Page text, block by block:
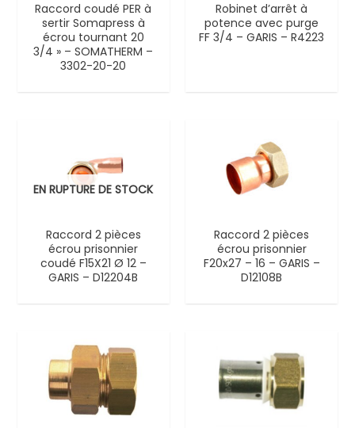
Raccord coudé PER à
sertir Somapress à
écrou tournant 20
3/4 » – SOMATHERM –
3302-20-20
Robinet d’arrêt à
potence avec purge
FF 3/4 – GARIS – R4223
EN RUPTURE DE STOCK
Raccord 2 pièces
écrou prisonnier
coudé F15X21 Ø 12 –
GARIS – D12204B
Raccord 2 pièces
écrou prisonnier
F20x27 – 16 – GARIS –
D12108B